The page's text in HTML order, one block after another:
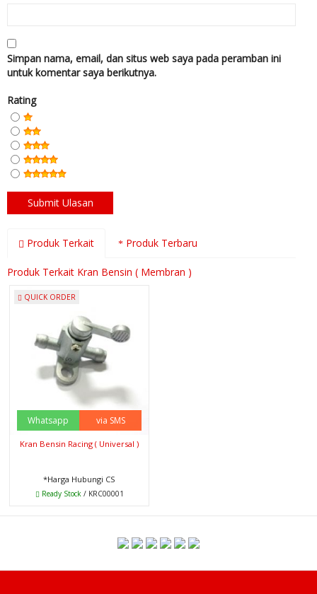
Simpan nama, email, dan situs web saya pada peramban ini
untuk komentar saya berikutnya.
Rating
Produk Terkait Produk Terbaru
Produk Terkait Kran Bensin ( Membran )
QUICK ORDER
Whatsapp via SMS
Kran Bensin Racing ( Universal )
*Harga Hubungi CS
Ready Stock / KRC00001